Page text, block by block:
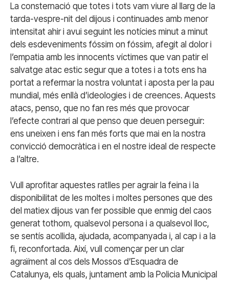
La consternació que totes i tots vam viure al llarg de la
tarda-vespre-nit del dijous i continuades amb menor
intensitat ahir i avui seguint les notícies minut a minut
dels esdeveniments fóssim on fóssim, afegit al dolor i
l’empatia amb les innocents víctimes que van patir el
salvatge atac estic segur que a totes i a tots ens ha
portat a refermar la nostra voluntat i aposta per la pau
mundial, més enllà d’ideologies i de creences. Aquests
atacs, penso, que no fan res més que provocar
l’efecte contrari al que penso que deuen perseguir:
ens uneixen i ens fan més forts que mai en la nostra
convicció democràtica i en el nostre ideal de respecte
a l’altre.
Vull aprofitar aquestes ratlles per agrair la feina i la
disponibilitat de les moltes i moltes persones que des
del matiex dijous van fer possible que enmig del caos
generat tothom, qualsevol persona i a qualsevol lloc,
se sentís acollida, ajudada, acompanyada i, al cap i a la
fi, reconfortada. Així, vull començar per un clar
agraïment al cos dels Mossos d’Esquadra de
Catalunya, els quals, juntament amb la Policia Municipal